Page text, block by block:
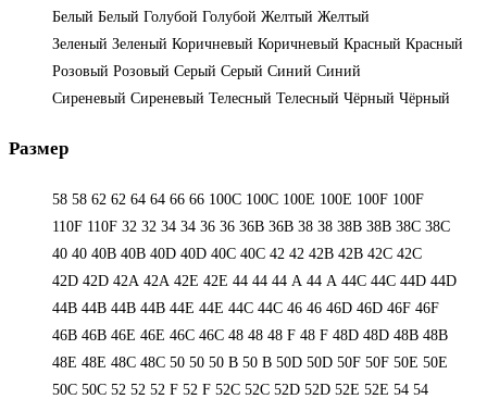
Белый Белый Голубой Голубой Желтый Желтый
Зеленый Зеленый Коричневый Коричневый Красный Красный
Розовый Розовый Серый Серый Синий Синий
Сиреневый Сиреневый Телесный Телесный Чёрный Чёрный
Размер
58 58 62 62 64 64 66 66 100C 100C 100E 100E 100F 100F
110F 110F 32 32 34 34 36 36 36B 36B 38 38 38B 38B 38С 38С
40 40 40B 40B 40D 40D 40С 40С 42 42 42B 42B 42C 42C
42D 42D 42А 42А 42Е 42Е 44 44 44 А 44 А 44C 44C 44D 44D
44В 44В 44В 44В 44Е 44Е 44С 44С 46 46 46D 46D 46F 46F
46В 46В 46Е 46Е 46С 46С 48 48 48 F 48 F 48D 48D 48В 48В
48Е 48Е 48С 48С 50 50 50 B 50 B 50D 50D 50F 50F 50Е 50Е
50С 50С 52 52 52 F 52 F 52C 52C 52D 52D 52E 52E 54 54